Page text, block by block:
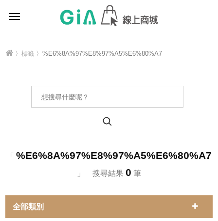
〉標籤 〉%E6%8A%97%E8%97%A5%E6%80%A7
「 %E6%8A%97%E8%97%A5%E6%80%A7
」 搜尋結果 0 筆
全部類別